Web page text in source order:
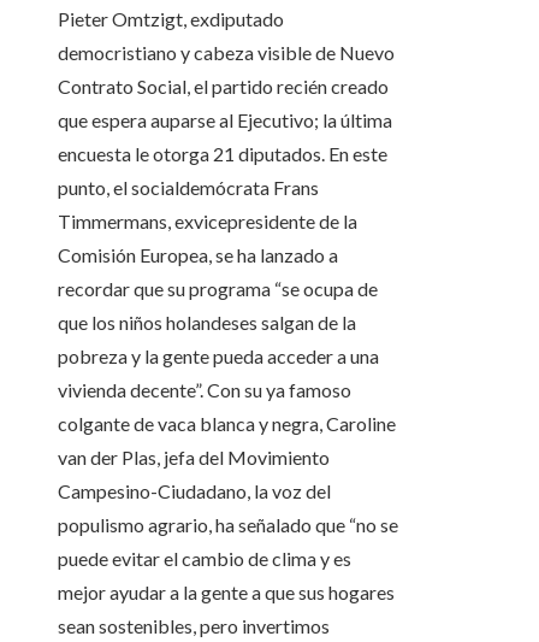
Pieter Omtzigt, exdiputado
democristiano y cabeza visible de Nuevo
Contrato Social, el partido recién creado
que espera auparse al Ejecutivo; la última
encuesta le otorga 21 diputados. En este
punto, el socialdemócrata Frans
Timmermans, exvicepresidente de la
Comisión Europea, se ha lanzado a
recordar que su programa “se ocupa de
que los niños holandeses salgan de la
pobreza y la gente pueda acceder a una
vivienda decente”. Con su ya famoso
colgante de vaca blanca y negra, Caroline
van der Plas, jefa del Movimiento
Campesino-Ciudadano, la voz del
populismo agrario, ha señalado que “no se
puede evitar el cambio de clima y es
mejor ayudar a la gente a que sus hogares
sean sostenibles, pero invertimos